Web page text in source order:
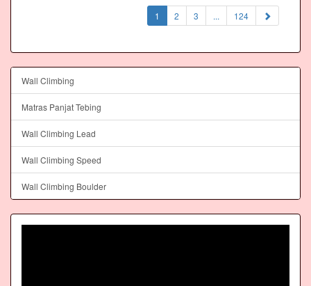
1 (current)
2 3 ... 124
Wall Climbing
Matras Panjat Tebing
Wall Climbing Lead
Wall Climbing Speed
Wall Climbing Boulder